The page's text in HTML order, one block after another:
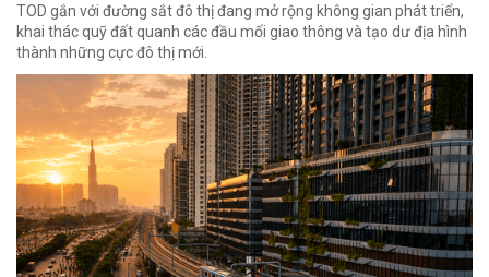
TOD gắn với đường sắt đô thị đang mở rộng không gian phát triển,
khai thác quỹ đất quanh các đầu mối giao thông và tạo dư địa hình
thành những cực đô thị mới.